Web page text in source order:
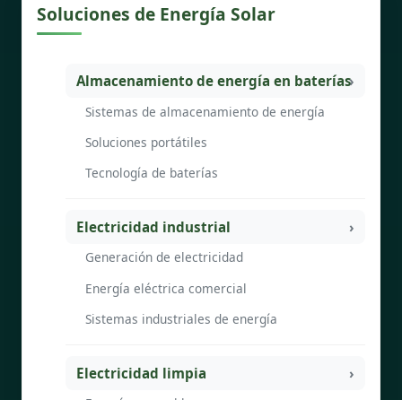
Soluciones de Energía Solar
Almacenamiento de energía en baterías
Sistemas de almacenamiento de energía
Soluciones portátiles
Tecnología de baterías
Electricidad industrial
Generación de electricidad
Energía eléctrica comercial
Sistemas industriales de energía
Electricidad limpia